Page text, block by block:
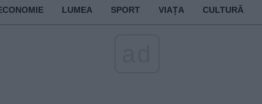
LUMEA SPORT VIAȚA CULTURĂ